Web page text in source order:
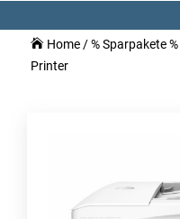
Home/% Sparpakete %
Printer